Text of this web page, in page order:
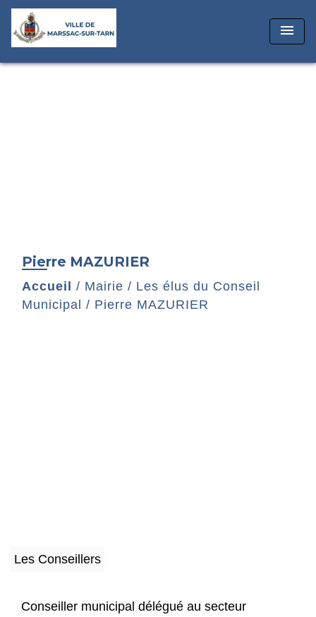
menu
Pierre MAZURIER
Accueil / Mairie / Les élus du Conseil
Municipal / Pierre MAZURIER
Les Conseillers
Conseiller municipal délégué au secteur